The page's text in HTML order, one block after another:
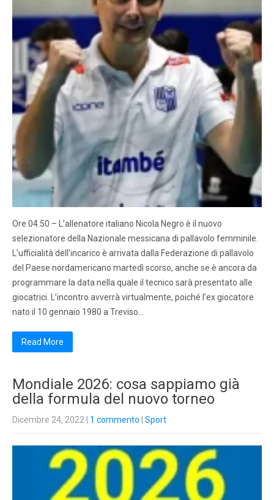
Ore 04.50 – L’allenatore italiano Nicola Negro è il nuovo
selezionatore della Nazionale messicana di pallavolo femminile.
L’ufficialità dell’incarico è arrivata dalla Federazione di pallavolo
del Paese nordamericano martedì scorso, anche se è ancora da
programmare la data nella quale il tecnico sarà presentato alle
giocatrici. L’incontro avverrà virtualmente, poiché l’ex giocatore
nato il 10 gennaio 1980 a Treviso…
Read More
Mondiale 2026: cosa sappiamo già
della formula del nuovo torneo
Dicembre 24, 2022 1 commento Sport